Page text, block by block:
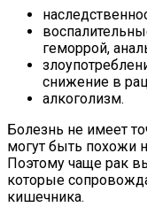
геморрой,
снижение в
алкоголизм.
Болезнь не имеет
могут быть похожи
Поэтому чаще рак
которые
кишечника.